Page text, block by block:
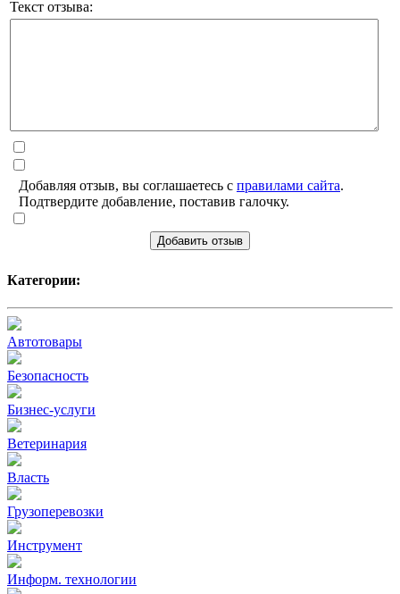
Текст отзыва:
Добавляя отзыв, вы соглашаетесь с правилами сайта.
Подтвердите добавление, поставив галочку.
Добавить отзыв
Категории:
Автотовары
Безопасность
Бизнес-услуги
Ветеринария
Власть
Грузоперевозки
Инструмент
Информ. технологии